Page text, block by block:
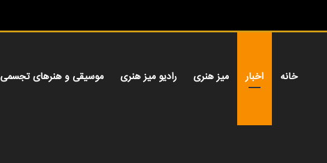
خانه اخبار میز هنری رادیو میز هنری موسیقی و هنرهای تجسمی